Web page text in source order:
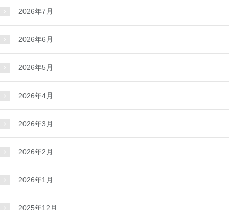
2026年7月
2026年6月
2026年5月
2026年4月
2026年3月
2026年2月
2026年1月
2025年12月